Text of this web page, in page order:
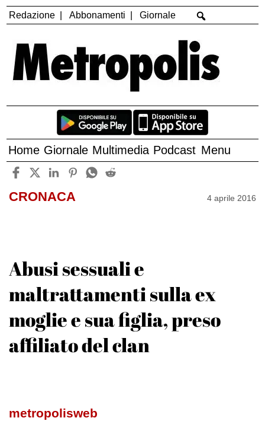
Redazione Abbonamenti Giornale
Home Giornale Multimedia Podcast Menu
CRONACA 4 aprile 2016
Abusi sessuali e
maltrattamenti sulla ex
moglie e sua figlia, preso
affiliato del clan
metropolisweb